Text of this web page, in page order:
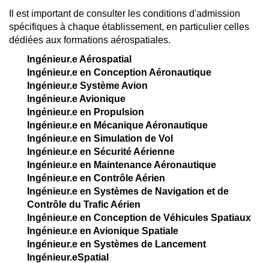
Il est important de consulter les conditions d'admission
spécifiques à chaque établissement, en particulier celles
dédiées aux formations aérospatiales.
Ingénieur.e Aérospatial
Ingénieur.e en Conception Aéronautique
Ingénieur.e Système Avion
Ingénieur.e Avionique
Ingénieur.e en Propulsion
Ingénieur.e en Mécanique Aéronautique
Ingénieur.e en Simulation de Vol
Ingénieur.e en Sécurité Aérienne
Ingénieur.e en Maintenance Aéronautique
Ingénieur.e en Contrôle Aérien
Ingénieur.e en Systèmes de Navigation et de
Contrôle du Trafic Aérien
Ingénieur.e en Conception de Véhicules Spatiaux
Ingénieur.e en Avionique Spatiale
Ingénieur.e en Systèmes de Lancement
Ingénieur.eSpatial